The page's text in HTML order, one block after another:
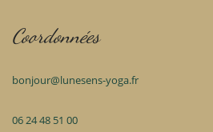
Coordonnées
bonjour@lunesens-yoga.fr
06 24 48 51 00